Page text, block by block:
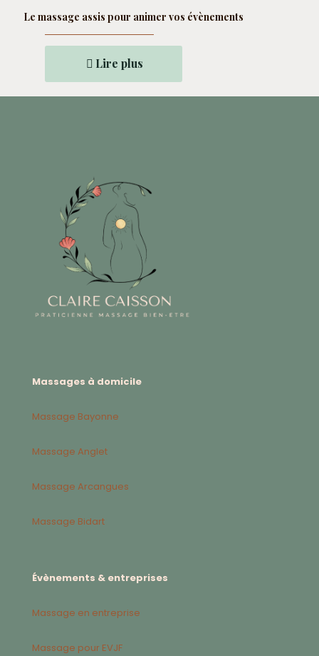
Le massage assis pour animer vos évènements
Lire plus
Massages à domicile
Massage Bayonne
Massage Anglet
Massage Arcangues
Massage Bidart
Évènements & entreprises
Massage en entreprise
Massage pour EVJF